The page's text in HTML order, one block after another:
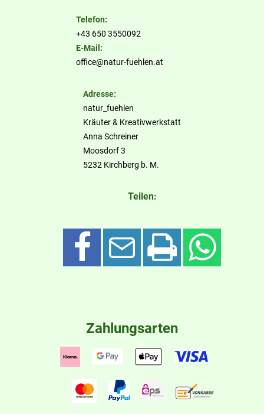
Telefon:
+43 650 3550092
E-Mail:
office@natur-fuehlen.at
Adresse:
natur_fuehlen
Kräuter & Kreativwerkstatt
Anna Schreiner
Moosdorf 3
5232 Kirchberg b. M.
Teilen:
Zahlungsarten